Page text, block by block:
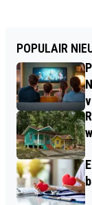
POPULAIR